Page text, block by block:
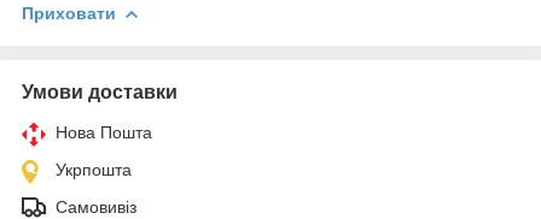
Приховати
Умови доставки
Нова Пошта
Укрпошта
Самовивіз